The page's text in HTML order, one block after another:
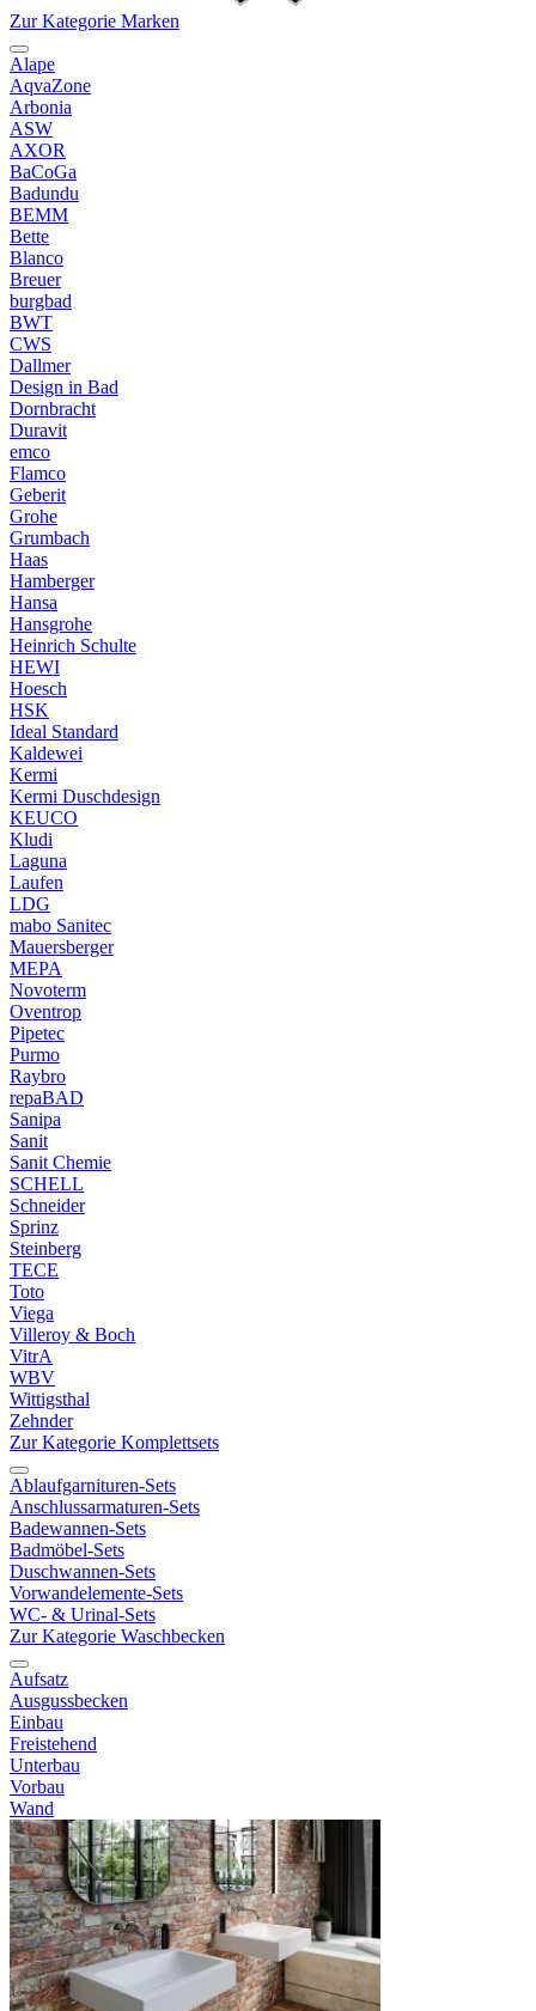
Zur Kategorie Marken
Alape
AqvaZone
Arbonia
ASW
AXOR
BaCoGa
Badundu
BEMM
Bette
Blanco
Breuer
burgbad
BWT
CWS
Dallmer
Design in Bad
Dornbracht
Duravit
emco
Flamco
Geberit
Grohe
Grumbach
Haas
Hamberger
Hansa
Hansgrohe
Heinrich Schulte
HEWI
Hoesch
HSK
Ideal Standard
Kaldewei
Kermi
Kermi Duschdesign
KEUCO
Kludi
Laguna
Laufen
LDG
mabo Sanitec
Mauersberger
MEPA
Novoterm
Oventrop
Pipetec
Purmo
Raybro
repaBAD
Sanipa
Sanit
Sanit Chemie
SCHELL
Schneider
Sprinz
Steinberg
TECE
Toto
Viega
Villeroy & Boch
VitrA
WBV
Wittigsthal
Zehnder
Zur Kategorie Komplettsets
Ablaufgarnituren-Sets
Anschlussarmaturen-Sets
Badewannen-Sets
Badmöbel-Sets
Duschwannen-Sets
Vorwandelemente-Sets
WC- & Urinal-Sets
Zur Kategorie Waschbecken
Aufsatz
Ausgussbecken
Einbau
Freistehend
Unterbau
Vorbau
Wand